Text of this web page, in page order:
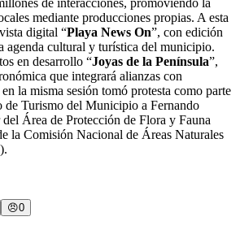
mediante producciones propias. A esta
digital “Playa News On”, con edición
agenda cultural y turística del municipio.
en desarrollo “Joyas de la Península”,
que integrará alianzas con
la misma sesión tomó protesta como parte
de Turismo del Municipio a Fernando
Área de Protección de Flora y Fauna
la Comisión Nacional de Áreas Naturales
).
😠0